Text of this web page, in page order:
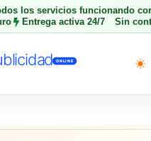
los servicios funcionando
Entrega activa 24/7 Sin